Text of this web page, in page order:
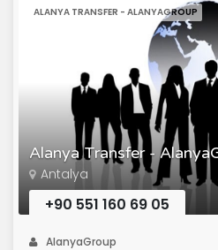
Alanya Transfer -
ALANYA TRANSFER - ALANYAGROUP
Antalya
+90 551 160 69 05
AlanyaGroup